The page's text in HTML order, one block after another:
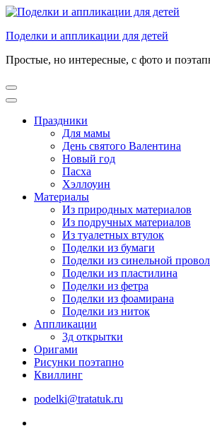
Перейти
содержимому
Enter)
Поделки и аппликации для детей
Простые, но интересные, с фото и
Праздники
Для мамы
День святого Валентина
Новый год
Пасха
Хэллоуин
Материалы
Из природных материалов
Из подручных материалов
Из туалетных втулок
Поделки из бумаги
Поделки из синельной
Поделки из пластилина
Поделки из фетра
Поделки из фоамирана
Поделки из ниток
Аппликации
3д открытки
Оригами
Рисунки поэтапно
Квиллинг
podelki@tratatuk.ru